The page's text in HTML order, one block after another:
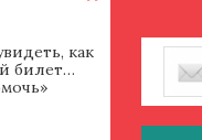
как
билет
акт